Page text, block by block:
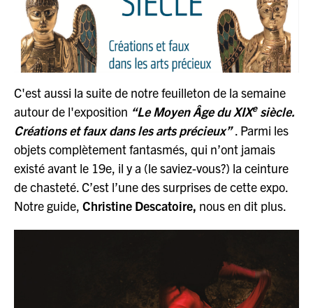
C'est aussi la suite de notre feuilleton de la semaine
autour de l'exposition “Le Moyen Âge du XIXesiècle.
Créations et faux dans les arts précieux”. Parmi les
objets complètement fantasmés, qui n’ont jamais
existé avant le 19e, il y a (le saviez-vous?) la ceinture
de chasteté. C’est l’une des surprises de cette expo.
Notre guide, Christine Descatoire, nous en dit plus.